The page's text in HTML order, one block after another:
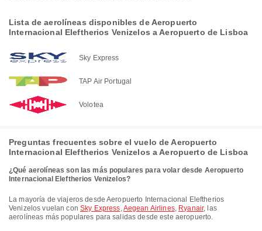
Lista de aerolíneas disponibles de Aeropuerto
Internacional Eleftherios Venizelos a Aeropuerto de Lisboa
Sky Express
TAP Air Portugal
Volotea
Preguntas frecuentes sobre el vuelo de Aeropuerto
Internacional Eleftherios Venizelos a Aeropuerto de Lisboa
¿Qué aerolíneas son las más populares para volar desde Aeropuerto
Internacional Eleftherios Venizelos?
La mayoría de viajeros desde Aeropuerto Internacional Eleftherios
Venizelos vuelan con Sky Express,Aegean Airlines, Ryanair, las
aerolíneas más populares para salidas desde este aeropuerto.